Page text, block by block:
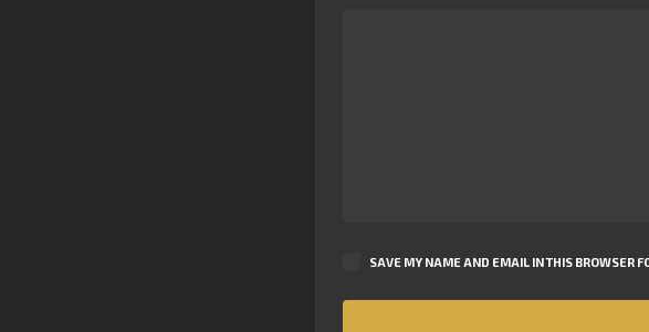
SAVE MY NAME AND EMAIL IN THIS BROWSER